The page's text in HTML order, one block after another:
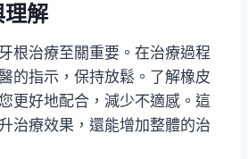
理解
根治療至關重要。在治療過程
的指示，保持放鬆。了解橡皮
更好地配合，減少不適感。這
治療效果，還能增加整體的治